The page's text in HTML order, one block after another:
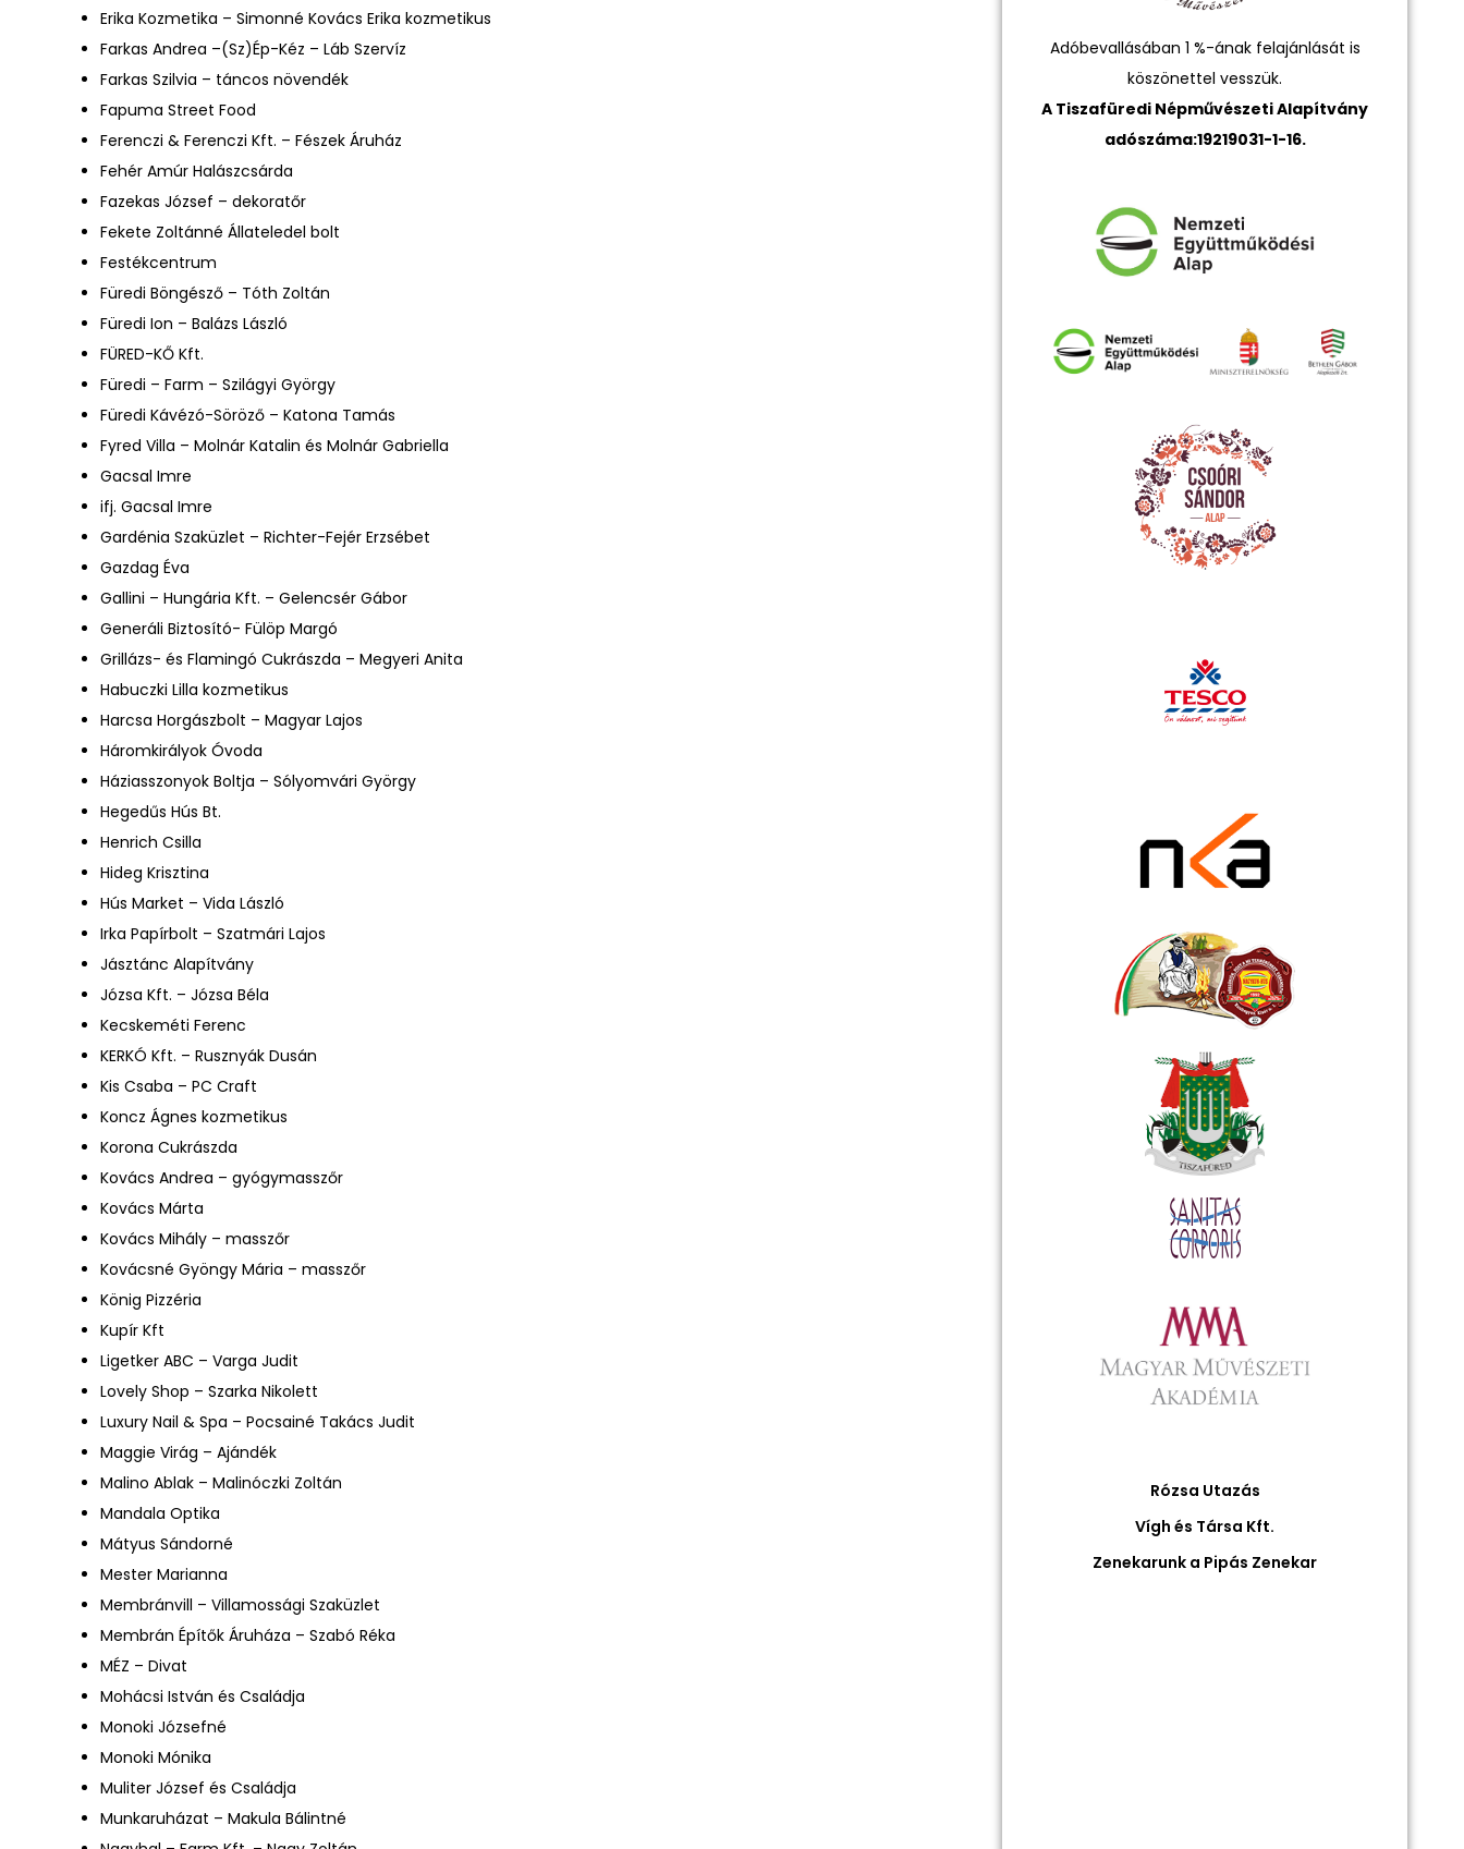
Erika Kozmetika – Simonné Kovács Erika kozmetikus
Farkas Andrea –(Sz)Ép-Kéz – Láb Szervíz
Farkas Szilvia – táncos növendék
Fapuma Street Food
Ferenczi & Ferenczi Kft. – Fészek Áruház
Fehér Amúr Halászcsárda
Fazekas József – dekoratőr
Fekete Zoltánné Állateledel bolt
Festékcentrum
Füredi Böngésző – Tóth Zoltán
Füredi Ion – Balázs László
FÜRED-KŐ Kft.
Füredi – Farm – Szilágyi György
Füredi Kávézó-Söröző – Katona Tamás
Fyred Villa – Molnár Katalin és Molnár Gabriella
Gacsal Imre
ifj. Gacsal Imre
Gardénia Szaküzlet – Richter-Fejér Erzsébet
Gazdag Éva
Gallini – Hungária Kft. – Gelencsér Gábor
Generáli Biztosító- Fülöp Margó
Grillázs- és Flamingó Cukrászda – Megyeri Anita
Habuczki Lilla kozmetikus
Harcsa Horgászbolt – Magyar Lajos
Háromkirályok Óvoda
Háziasszonyok Boltja – Sólyomvári György
Hegedűs Hús Bt.
Henrich Csilla
Hideg Krisztina
Hús Market – Vida László
Irka Papírbolt – Szatmári Lajos
Jásztánc Alapítvány
Józsa Kft. – Józsa Béla
Kecskeméti Ferenc
KERKÓ Kft. – Rusznyák Dusán
Kis Csaba – PC Craft
Koncz Ágnes kozmetikus
Korona Cukrászda
Kovács Andrea – gyógymasszőr
Kovács Márta
Kovács Mihály – masszőr
Kovácsné Gyöngy Mária – masszőr
König Pizzéria
Kupír Kft
Ligetker ABC – Varga Judit
Lovely Shop – Szarka Nikolett
Luxury Nail & Spa – Pocsainé Takács Judit
Maggie Virág – Ajándék
Malino Ablak – Malinóczki Zoltán
Mandala Optika
Mátyus Sándorné
Mester Marianna
Membránvill – Villamossági Szaküzlet
Membrán Építők Áruháza – Szabó Réka
MÉZ – Divat
Mohácsi István és Családja
Monoki Józsefné
Monoki Mónika
Muliter József és Családja
Munkaruházat – Makula Bálintné
Adóbevallásában 1 %-ának felajánlását is
köszönettel vesszük.
A Tiszafüredi Népművészeti Alapítvány
adószáma:19219031-1-16.
Rózsa Utazás
Vígh és Társa Kft.
Zenekarunk a Pipás Zenekar